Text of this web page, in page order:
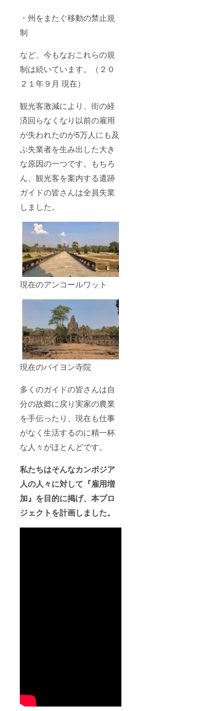
・州をまたぐ移動の禁止規
制
など、今もなおこれらの規
制は続いています。（２０
２１年９月 現在）
観光客激減により、街の経
済回らなくなり以前の雇用
が失われたのが5万人にも及
ぶ失業者を生み出した大き
な原因の一つです。もちろ
ん、観光客を案内する遺跡
ガイドの皆さんは全員失業
しました。
現在のアンコールワット
現在のバイヨン寺院
多くのガイドの皆さんは自
分の故郷に戻り実家の農業
を手伝ったり、現在も仕事
がなく生活するのに精一杯
な人々がほとんどです。
私たちはそんなカンボジア
人の人々に対して『雇用増
加』を目的に掲げ、本プロ
ジェクトを計画しました。